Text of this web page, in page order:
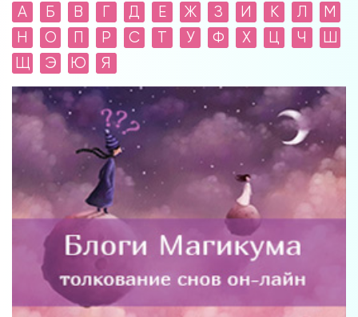
А Б В Г Д Е Ж З И К Л
М
Н
О П Р С Т У Ф Х Ц Ч
Ш
Щ
Э Ю Я